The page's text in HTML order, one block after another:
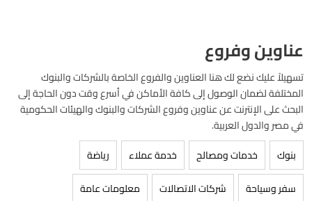
عناوين وفروع
تسهيلاً عليك نضع لك هنا العناوين والفروع الخاصة بالشركات والبنوك
المختلفة لضمان الوصول إلى كافة الأماكن في أسرع وقت دون الحاجة إلى
البحث على الإنترنت عن عناوين وفروع الشركات والبنوك والهيئات الحكومية
في مصر والدول العربية.
بنوك
خدمات ومصالح خدمة عملاء
رياضة
سفر وسياحة
شركات الاتصالات معلومات عامة